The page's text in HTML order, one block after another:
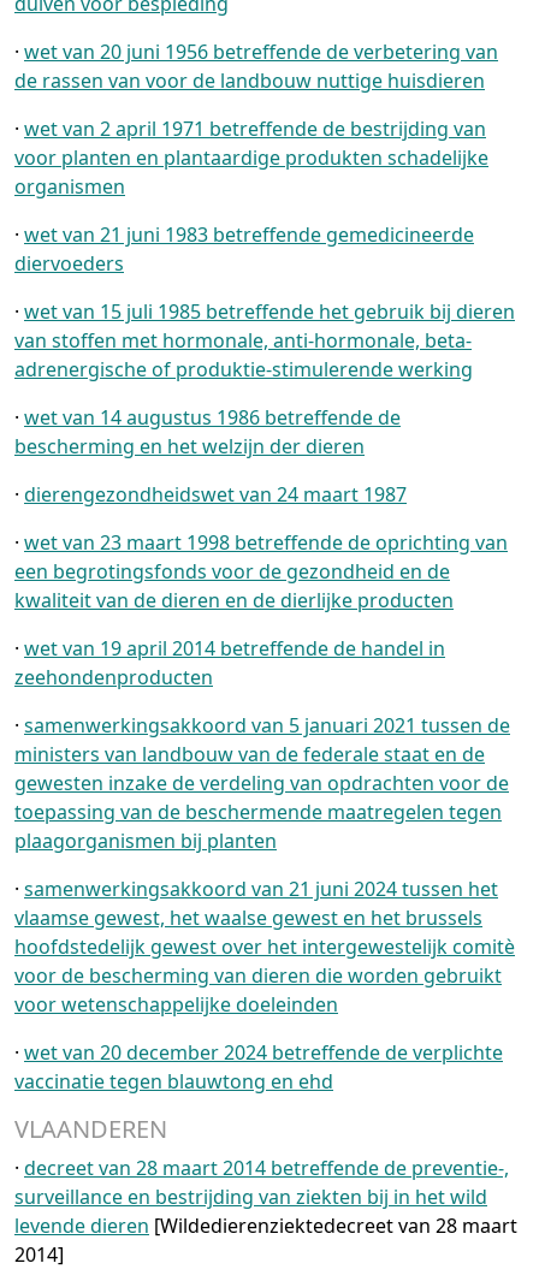
· wet van 20 juni 1956 betreffende de verbetering van
de rassen van voor de landbouw nuttige huisdieren
· wet van 2 april 1971 betreffende de bestrijding van
voor planten en plantaardige produkten schadelijke
organismen
· wet van 21 juni 1983 betreffende gemedicineerde
diervoeders
· wet van 15 juli 1985 betreffende het gebruik bij dieren
van stoffen met hormonale, anti-hormonale, beta-
adrenergische of produktie-stimulerende werking
· wet van 14 augustus 1986 betreffende de
bescherming en het welzijn der dieren
· dierengezondheidswet van 24 maart 1987
· wet van 23 maart 1998 betreffende de oprichting van
een begrotingsfonds voor de gezondheid en de
kwaliteit van de dieren en de dierlijke producten
· wet van 19 april 2014 betreffende de handel in
zeehondenproducten
· samenwerkingsakkoord van 5 januari 2021 tussen de
ministers van landbouw van de federale staat en de
gewesten inzake de verdeling van opdrachten voor de
toepassing van de beschermende maatregelen tegen
plaagorganismen bij planten
· samenwerkingsakkoord van 21 juni 2024 tussen het
vlaamse gewest, het waalse gewest en het brussels
hoofdstedelijk gewest over het intergewestelijk comitè
voor de bescherming van dieren die worden gebruikt
voor wetenschappelijke doeleinden
· wet van 20 december 2024 betreffende de verplichte
vaccinatie tegen blauwtong en ehd
VLAANDEREN
· decreet van 28 maart 2014 betreffende de preventie-,
surveillance en bestrijding van ziekten bij in het wild
levende dieren [Wildedierenziektedecreet van 28 maart
2014]